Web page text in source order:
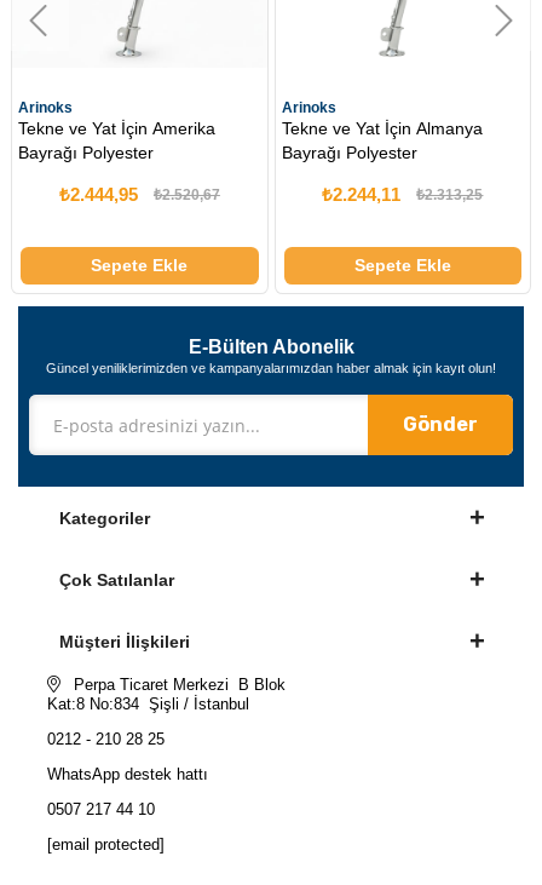
ve Yat İçin Amerika
Polyester
₺2.444,95 ₺2.520,67
Sepete Ekle
Arinoks
Tekne ve Yat İçin Almanya
Bayrağı Polyester
₺2.244,11 ₺2.313,25
Sepete Ekle
E-Bülten Abonelik
Güncel yeniliklerimizden ve kampanyalarımızdan haber almak için kayıt olun!
Gönder
Kategoriler
Çok Satılanlar
Müşteri İlişkileri
Perpa Ticaret Merkezi B Blok
Kat:8 No:834 Şişli / İstanbul
0212 - 210 28 25
WhatsApp destek hattı
0507 217 44 10
[email protected]